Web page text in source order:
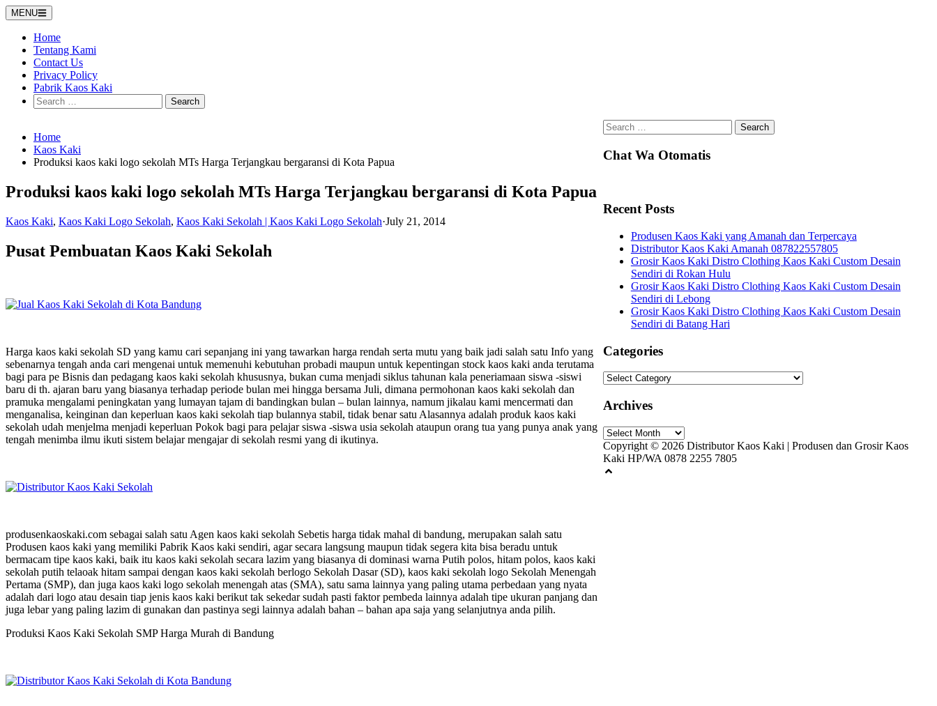
Skip
to
content
MENU
Home
Tentang Kami
Contact Us
Privacy Policy
Pabrik Kaos Kaki
Search
for:
Home
Kaos Kaki
Produksi kaos kaki logo sekolah MTs Harga Terjangkau bergaransi di Kota Papua
Produksi kaos kaki logo sekolah MTs Harga Terjangkau bergaransi di Kota Papua
Kaos Kaki, Kaos Kaki Logo Sekolah, Kaos Kaki Sekolah | Kaos Kaki Logo Sekolah·July 21, 2014
Pusat Pembuatan Kaos Kaki Sekolah
Harga kaos kaki sekolah SD yang kamu cari sepanjang ini yang tawarkan harga rendah serta mutu yang baik jadi salah satu Info yang
sebenarnya tengah anda cari mengenai untuk memenuhi kebutuhan probadi maupun untuk kepentingan stock kaos kaki anda terutama
bagi para pe Bisnis dan pedagang kaos kaki sekolah khususnya, bukan cuma menjadi siklus tahunan kala peneriamaan siswa -siswi
baru di th. ajaran baru yang biasanya terhadap periode bulan mei hingga bersama Juli, dimana permohonan kaos kaki sekolah dan
pramuka mengalami peningkatan yang lumayan tajam di bandingkan bulan – bulan lainnya, namum jikalau kami mencermati dan
menganalisa, keinginan dan keperluan kaos kaki sekolah tiap bulannya stabil, tidak benar satu Alasannya adalah produk kaos kaki
sekolah udah menjelma menjadi keperluan Pokok bagi para pelajar siswa -siswa usia sekolah ataupun orang tua yang punya anak yang
tengah menimba ilmu ikuti sistem belajar mengajar di sekolah resmi yang di ikutinya.
produsenkaoskaki.com sebagai salah satu Agen kaos kaki sekolah Sebetis harga tidak mahal di bandung, merupakan salah satu
Produsen kaos kaki yang memiliki Pabrik Kaos kaki sendiri, agar secara langsung maupun tidak segera kita bisa beradu untuk
bermacam tipe kaos kaki, baik itu kaos kaki sekolah secara lazim yang biasanya di dominasi warna Putih polos, hitam polos, kaos kaki
sekolah putih telaoak hitam sampai dengan kaos kaki sekolah berlogo Sekolah Dasar (SD), kaos kaki sekolah logo Sekolah Menengah
Pertama (SMP), dan juga kaos kaki logo sekolah menengah atas (SMA), satu sama lainnya yang paling utama perbedaan yang nyata
adalah dari logo atau desain tiap jenis kaos kaki berikut tak sekedar sudah pasti faktor pembeda lainnya adalah tipe ukuran panjang dan
juga lebar yang paling lazim di gunakan dan pastinya segi lainnya adalah bahan – bahan apa saja yang selanjutnya anda pilih.
Produksi Kaos Kaki Sekolah SMP Harga Murah di Bandung
Search
for:
Chat Wa Otomatis
Recent Posts
Produsen Kaos Kaki yang Amanah dan Terpercaya
Distributor Kaos Kaki Amanah 087822557805
Grosir Kaos Kaki Distro Clothing Kaos Kaki Custom Desain
Sendiri di Rokan Hulu
Grosir Kaos Kaki Distro Clothing Kaos Kaki Custom Desain
Sendiri di Lebong
Grosir Kaos Kaki Distro Clothing Kaos Kaki Custom Desain
Sendiri di Batang Hari
Categories
Categories
Archives
Archives
Copyright © 2026 Distributor Kaos Kaki | Produsen dan Grosir Kaos
Kaki HP/WA 0878 2255 7805